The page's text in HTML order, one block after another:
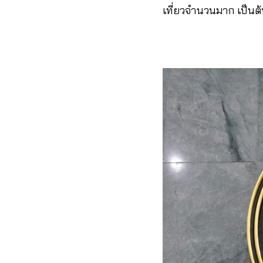
เที่ยวจำนวนมาก เป็น